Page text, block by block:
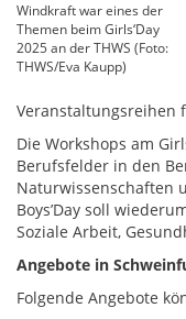
Windkraft war eines der
Themen beim Girls‘Day
2025 an der THWS (Foto:
THWS/Eva Kaupp)
Veranstaltungsreihen
Die Workshops am
Berufsfelder in den
Naturwissenschaften
Boys’Day soll
Soziale Arbeit,
Angebote in
Folgende Angebote